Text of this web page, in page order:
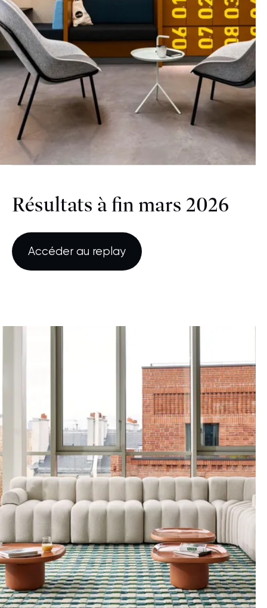
Résultats à fin mars 2026
Accéder au replay